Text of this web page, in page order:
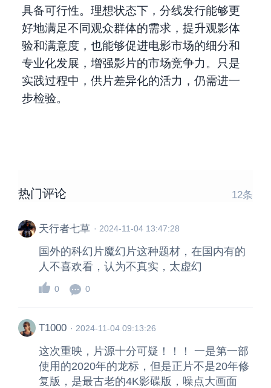
具备可行性。理想状态下，分线发行能够更
好地满足不同观众群体的需求，提升观影体
验和满意度，也能够促进电影市场的细分和
专业化发展，增强影片的市场竞争力。只是
实践过程中，供片差异化的活力，仍需进一
步检验。
热门评论 12条
天行者七草 · 2024-11-04 13:47:28
国外的科幻片魔幻片这种题材，在国内有的
人不喜欢看，认为不真实，太虚幻
0 0
T1000 · 2024-11-04 09:13:26
这次重映，片源十分可疑！！！ 一是第一部
使用的2020年的龙标，但是正片不是20年修
复版，是最古老的4K影碟版，噪点大画面